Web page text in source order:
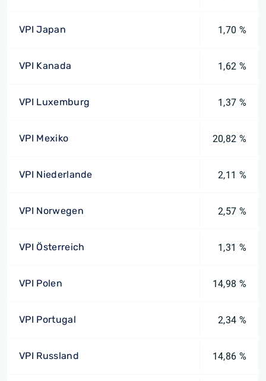
VPI Japan 1,70 %
VPI Kanada 1,62 %
VPI Luxemburg 1,37 %
VPI Mexiko 20,82 %
VPI Niederlande 2,11 %
VPI Norwegen 2,57 %
VPI Österreich 1,31 %
VPI Polen 14,98 %
VPI Portugal 2,34 %
VPI Russland 14,86 %